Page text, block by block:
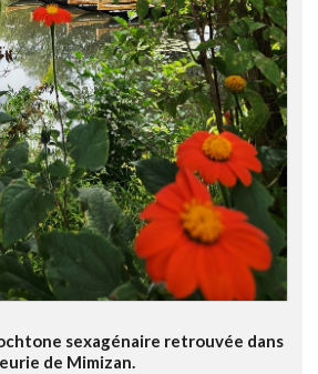
sexagénaire retrouvée dans
de Mimizan.